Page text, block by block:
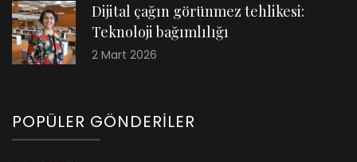
Dijital çağın görünmez tehlikesi:
Teknoloji bağımlılığı
2 Mart 2026
POPÜLER GÖNDERILER